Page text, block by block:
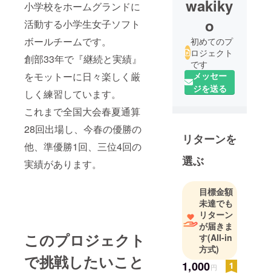
小学校をホームグランドに
活動する小学生女子ソフト
ボールチームです。
創部33年で『継続と実績』
をモットーに日々楽しく厳
しく練習しています。
これまで全国大会春夏通算
28回出場し、今春の優勝の
他、準優勝1回、三位4回の
実績があります。
このプロジェクト
で挑戦したいこと
wakiky
o
初めてのプ
ロジェクト
です
メッセー
ジを送る
リターンを
選ぶ
目標金額
未達でも
リターン
が届きま
す(All-in
方式)
1,000円